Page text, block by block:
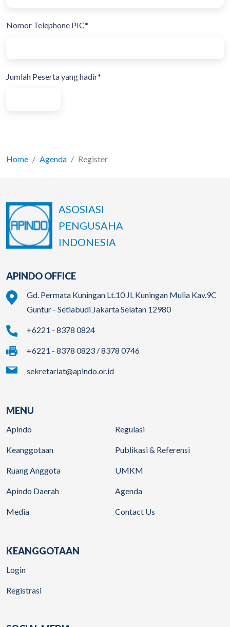
Nomor Telephone PIC*
Jumlah Peserta yang hadir*
Home Agenda Register
ASOSIASI
PENGUSAHA
INDONESIA
APINDO OFFICE
Gd. Permata Kuningan Lt.10 Jl. Kuningan Mulia Kav.9C
Guntur - Setiabudi Jakarta Selatan 12980
+6221 - 8378 0824
+6221 - 8378 0823 / 8378 0746
sekretariat@apindo.or.id
MENU
Apindo
Keanggotaan
Ruang Anggota
Apindo Daerah
Media
Regulasi
Publikasi & Referensi
UMKM
Agenda
Contact Us
KEANGGOTAAN
Login
Registrasi